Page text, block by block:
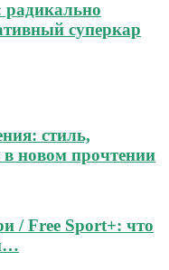
радикально
суперкар
стиль,
новом прочтении
/ Free Sport+: что